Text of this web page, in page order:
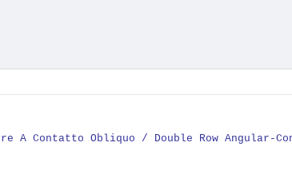
A Contatto Obliquo / Double Row Angular-